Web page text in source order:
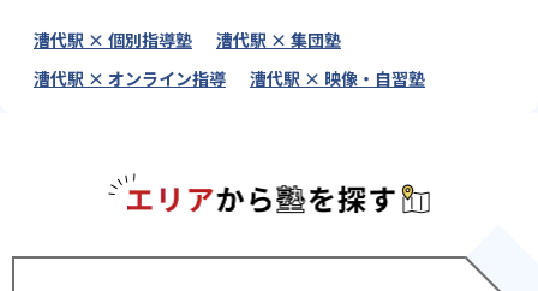
漕代駅 × 個別指導塾
漕代駅 × 集団塾
漕代駅 × オンライン指導
漕代駅 × 映像・自習塾